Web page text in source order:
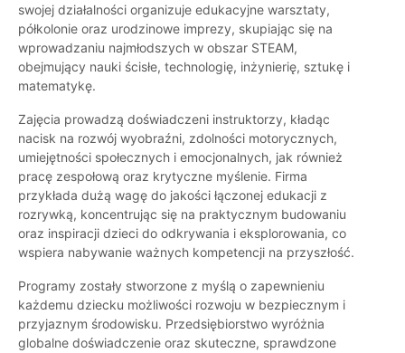
swojej działalności organizuje edukacyjne warsztaty,
półkolonie oraz urodzinowe imprezy, skupiając się na
wprowadzaniu najmłodszych w obszar STEAM,
obejmujący nauki ścisłe, technologię, inżynierię, sztukę i
matematykę.
Zajęcia prowadzą doświadczeni instruktorzy, kładąc
nacisk na rozwój wyobraźni, zdolności motorycznych,
umiejętności społecznych i emocjonalnych, jak również
pracę zespołową oraz krytyczne myślenie. Firma
przykłada dużą wagę do jakości łączonej edukacji z
rozrywką, koncentrując się na praktycznym budowaniu
oraz inspiracji dzieci do odkrywania i eksplorowania, co
wspiera nabywanie ważnych kompetencji na przyszłość.
Programy zostały stworzone z myślą o zapewnieniu
każdemu dziecku możliwości rozwoju w bezpiecznym i
przyjaznym środowisku. Przedsiębiorstwo wyróżnia
globalne doświadczenie oraz skuteczne, sprawdzone